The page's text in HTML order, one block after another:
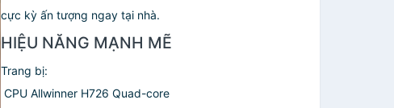
cực kỳ ấn tượng ngay tại nhà.
HIỆU NĂNG MẠNH MẼ
Trang bị:
️ CPU Allwinner H726 Quad-core